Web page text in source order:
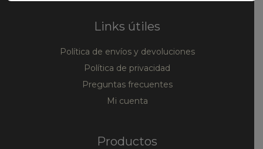
Links útiles
Política de envíos y devoluciones
Política de privacidad
Preguntas frecuentes
Mi cuenta
Productos